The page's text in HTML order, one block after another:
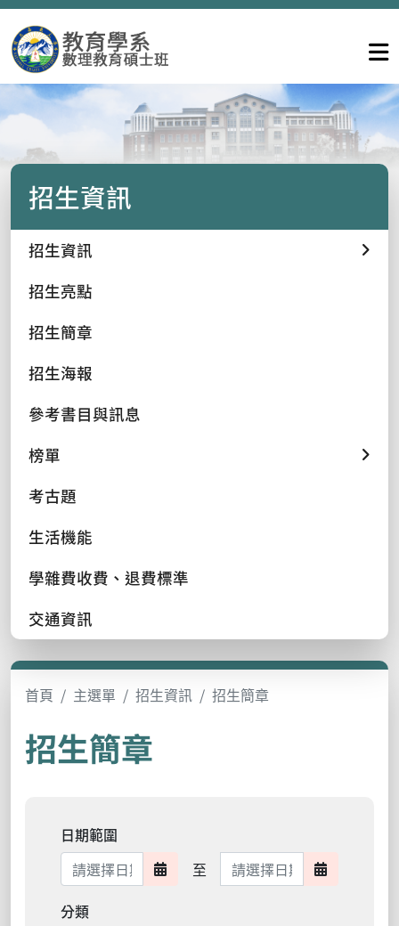
招生資訊
招生資訊
招生亮點
招生簡章
招生海報
參考書目與訊息
榜單
考古題
生活機能
學雜費收費、退費標準
交通資訊
首頁 主選單 招生資訊 招生簡章
招生簡章
日期範圍
日期範圍開始
至 日期範圍結束 日期範圍
分類